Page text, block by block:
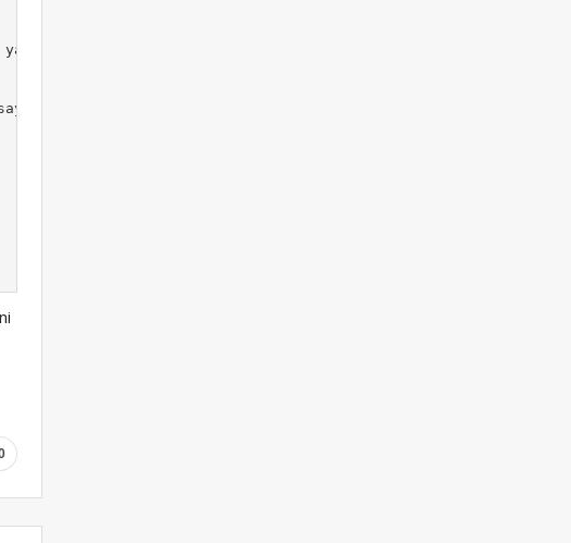
girdikçe toplamın değerini artırıyoruz.